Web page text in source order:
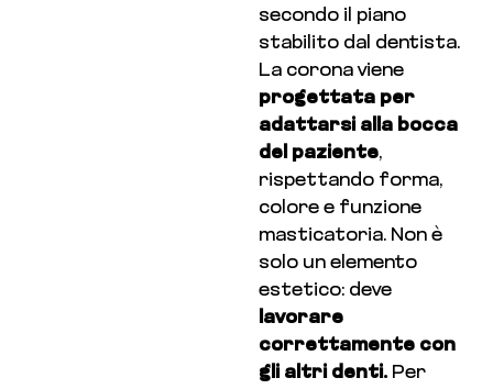
secondo il piano
stabilito dal dentista.
La corona viene
progettata per
adattarsi alla bocca
del paziente,
rispettando forma,
colore e funzione
masticatoria. Non è
solo un elemento
estetico: deve
lavorare
correttamente con
gli altri denti. Per